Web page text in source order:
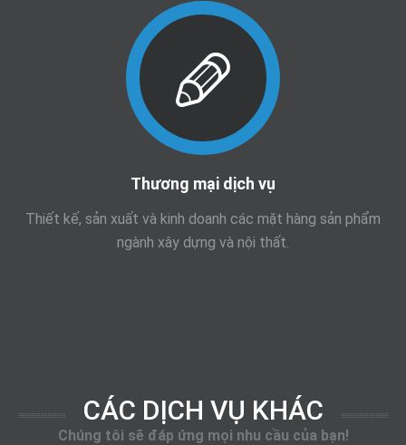
Thương mại dịch vụ
Thiết kế, sản xuất và kinh doanh các mặt hàng sản phẩm
ngành xây dựng và nội thất.
CÁC DỊCH VỤ KHÁC
Chúng tôi sẽ đáp ứng mọi nhu cầu của bạn!